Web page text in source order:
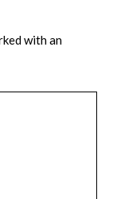
with an